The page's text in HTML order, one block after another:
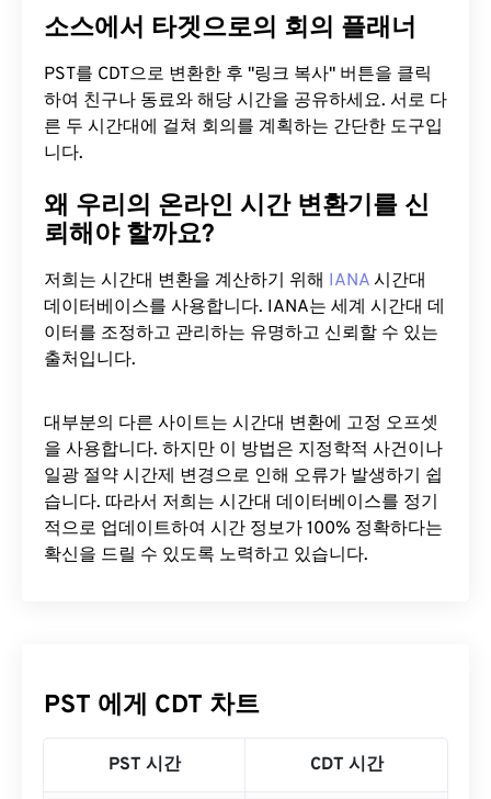
소스에서 타겟으로의 회의 플래너
PST를 CDT으로 변환한 후 "링크 복사" 버튼을 클릭
하여 친구나 동료와 해당 시간을 공유하세요. 서로 다
른 두 시간대에 걸쳐 회의를 계획하는 간단한 도구입
니다.
왜 우리의 온라인 시간 변환기를 신
뢰해야 할까요?
저희는 시간대 변환을 계산하기 위해 IANA 시간대
데이터베이스를 사용합니다. IANA는 세계 시간대 데
이터를 조정하고 관리하는 유명하고 신뢰할 수 있는
출처입니다.
대부분의 다른 사이트는 시간대 변환에 ​​고정 오프셋
을 사용합니다. 하지만 이 방법은 지정학적 사건이나
일광 절약 시간제 변경으로 인해 오류가 발생하기 쉽
습니다. 따라서 저희는 시간대 데이터베이스를 정기
적으로 업데이트하여 시간 정보가 100% 정확하다는
확신을 드릴 수 있도록 노력하고 있습니다.
PST 에게 CDT 차트
PST 시간 CDT 시간